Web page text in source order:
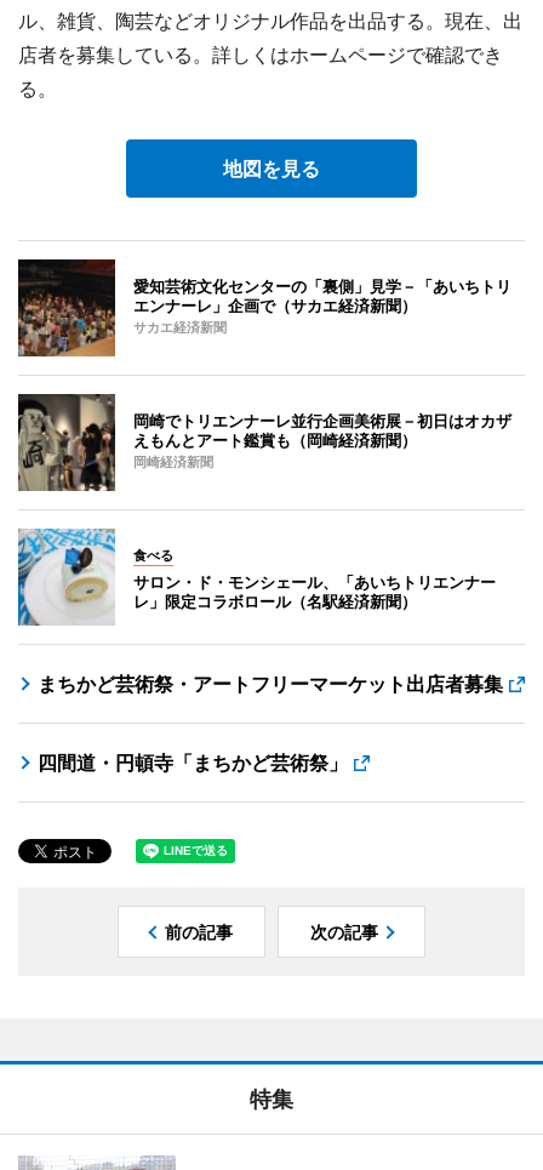
ル、雑貨、陶芸などオリジナル作品を出品する。現在、出
店者を募集している。詳しくはホームページで確認でき
る。
地図を見る
愛知芸術文化センターの「裏側」見学－「あいちトリ
エンナーレ」企画で（サカエ経済新聞）
サカエ経済新聞
岡崎でトリエンナーレ並行企画美術展－初日はオカザ
えもんとアート鑑賞も（岡崎経済新聞）
岡崎経済新聞
食べる
サロン・ド・モンシェール、「あいちトリエンナー
レ」限定コラボロール（名駅経済新聞）
まちかど芸術祭・アートフリーマーケット出店者募集
四間道・円頓寺「まちかど芸術祭」
前の記事 次の記事
特集